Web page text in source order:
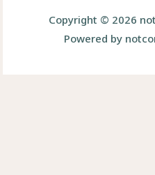
Copyright © 2026
Powered by